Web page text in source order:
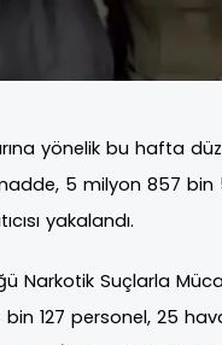
yönelik bu hafta
madde, 5 milyon 857
yakalandı.
Narkotik Suçlarla
127 personel, 25